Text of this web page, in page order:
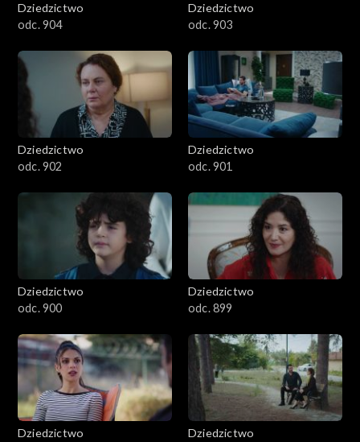
Dziedzictwo
odc. 904
Dziedzictwo
odc. 903
Dziedzictwo
odc. 902
Dziedzictwo
odc. 901
Dziedzictwo
odc. 900
Dziedzictwo
odc. 899
Dziedzictwo
Dziedzictwo